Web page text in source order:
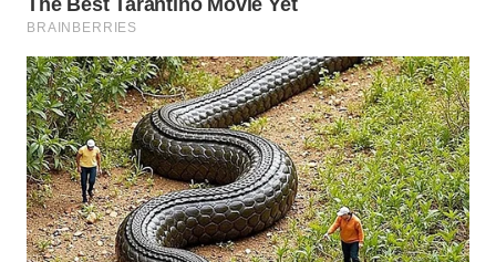
WN
LABUANBAJO
WN
BORNEO
Wahana
Media
Group